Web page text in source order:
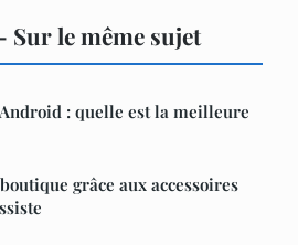
le même sujet
: quelle est la meilleure
grâce aux accessoires